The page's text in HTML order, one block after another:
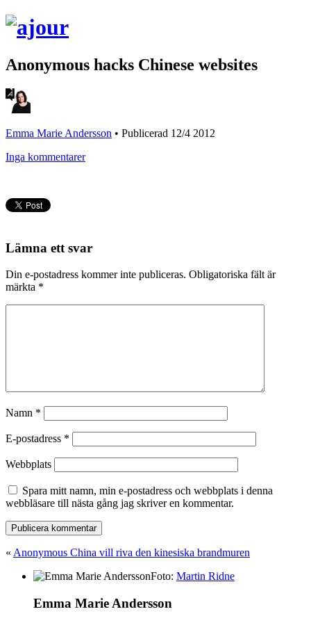
Anonymous hacks Chinese websites
Emma Marie Andersson • Publicerad 12/4 2012
Inga kommentarer
Lämna ett svar
Din e-postadress kommer inte publiceras. Obligatoriska fält är
märkta *
Namn *
E-postadress *
Webbplats
Spara mitt namn, min e-postadress och webbplats i denna
webbläsare till nästa gång jag skriver en kommentar.
« Anonymous China vill riva den kinesiska brandmuren
Foto: Martin Ridne
Emma Marie Andersson